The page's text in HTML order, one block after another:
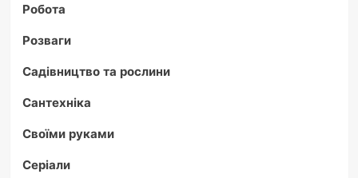
Робота
Розваги
Садівництво та рослини
Сантехніка
Своїми руками
Серіали